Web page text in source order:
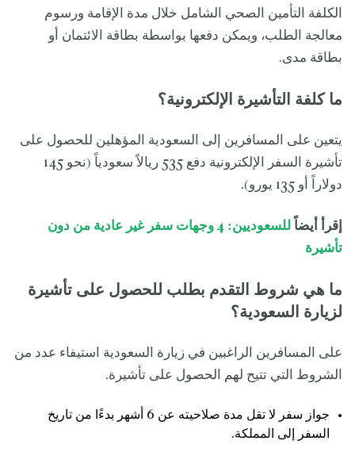
الكلفة التأمين الصحي الشامل خلال مدة الإقامة ورسوم
معالجة الطلب، ويمكن دفعها بواسطة بطاقة الائتمان أو
بطاقة مدى.
ما كلفة التأشيرة الإلكترونية؟
يتعين على المسافرين إلى السعودية المؤهلين للحصول على
تأشيرة السفر الإلكترونية دفع 535 ريالاً سعودياً (نحو 145
دولاراً أو 135 يورو).
إقرأ أيضاً
للسعوديين: 4 وجهات سفر غير عادية من دون
تأشيرة
ما هي شروط التقدم بطلب للحصول على تأشيرة
لزيارة السعودية؟
على المسافرين الراغبين في زيارة السعودية استيفاء عدد من
الشروط التي تتيح لهم الحصول على تأشيرة.
جواز سفر لا تقل مدة صلاحيته عن 6 أشهر بدءًا من تاريخ
السفر إلى المملكة.